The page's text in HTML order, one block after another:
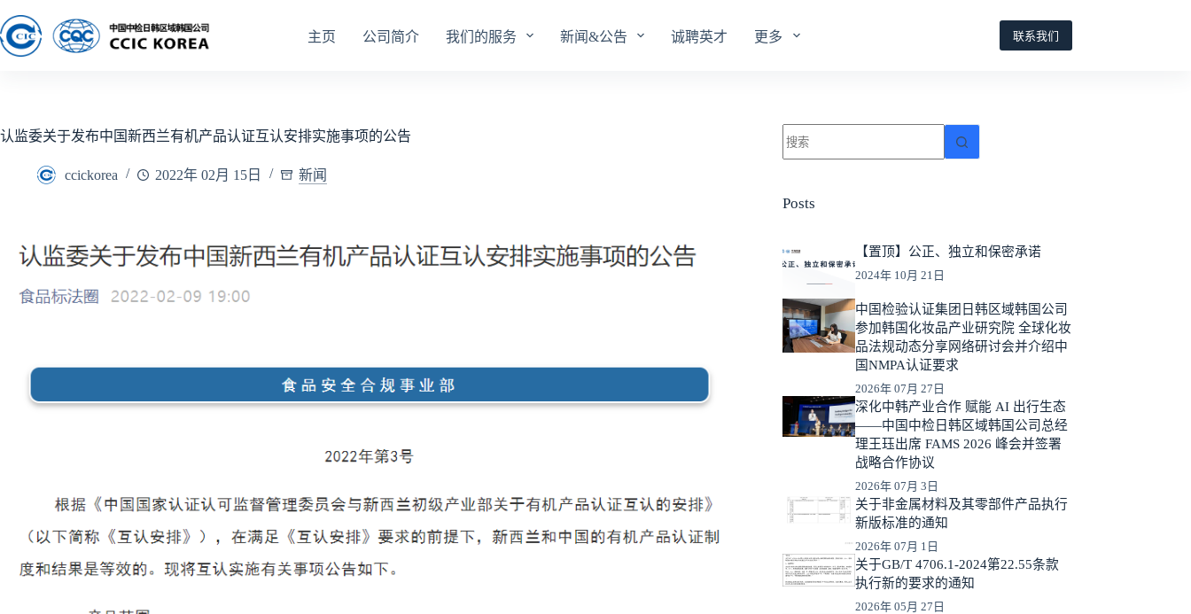
主页 公司简介 我们的服务 新闻&公告 诚聘英才 更多 联系我们
认监委关于发布中国新西兰有机产品认证互认安排实施事项的公告
ccickorea 2022年 02月 15日 新闻
Posts
【置顶】公正、独立和保密承诺
2024年 10月 21日
中国检验认证集团日韩区域韩国公司
参加韩国化妆品产业研究院 全球化妆
品法规动态分享网络研讨会并介绍中
国NMPA认证要求
2026年 07月 27日
深化中韩产业合作 赋能 AI 出行生态
——中国中检日韩区域韩国公司总经
理王珏出席 FAMS 2026 峰会并签署
战略合作协议
2026年 07月 3日
关于非金属材料及其零部件产品执行
新版标准的通知
2026年 07月 1日
关于GB/T 4706.1-2024第22.55条款
执行新的要求的通知
2026年 05月 27日